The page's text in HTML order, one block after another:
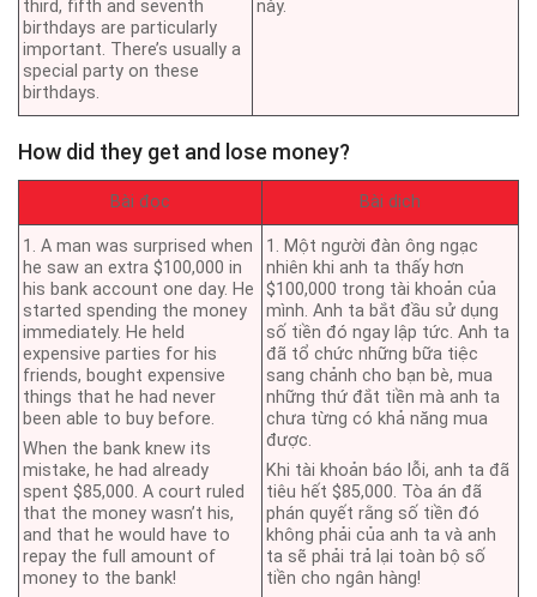
third, fifth and seventh
birthdays are particularly
important. There’s usually a
special party on these
birthdays.
này.
How did they get and lose money?
Bài đọc Bài dịch
1. A man was surprised when
he saw an extra $100,000 in
his bank account one day. He
started spending the money
immediately. He held
expensive parties for his
friends, bought expensive
things that he had never
been able to buy before.
When the bank knew its
mistake, he had already
spent $85,000. A court ruled
that the money wasn’t his,
and that he would have to
repay the full amount of
money to the bank!
1. Một người đàn ông ngạc
nhiên khi anh ta thấy hơn
$100,000 trong tài khoản của
mình. Anh ta bắt đầu sử dụng
số tiền đó ngay lập tức. Anh ta
đã tổ chức những bữa tiệc
sang chảnh cho bạn bè, mua
những thứ đắt tiền mà anh ta
chưa từng có khả năng mua
được.
Khi tài khoản báo lỗi, anh ta đã
tiêu hết $85,000. Tòa án đã
phán quyết rằng số tiền đó
không phải của anh ta và anh
ta sẽ phải trả lại toàn bộ số
tiền cho ngân hàng!